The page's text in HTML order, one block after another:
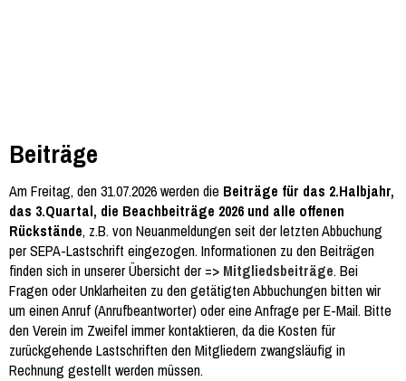
Beiträge
Am Freitag, den 31.07.2026 werden die Beiträge für das 2.Halbjahr,
das 3.Quartal, die Beachbeiträge 2026 und alle offenen
Rückstände, z.B. von Neuanmeldungen seit der letzten Abbuchung
per SEPA-Lastschrift eingezogen. Informationen zu den Beiträgen
finden sich in unserer Übersicht der => Mitgliedsbeiträge. Bei
Fragen oder Unklarheiten zu den getätigten Abbuchungen bitten wir
um einen Anruf (Anrufbeantworter) oder eine Anfrage per E-Mail. Bitte
den Verein im Zweifel immer kontaktieren, da die Kosten für
zurückgehende Lastschriften den Mitgliedern zwangsläufig in
Rechnung gestellt werden müssen.